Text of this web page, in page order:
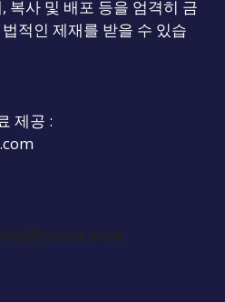
복사 및 배포 등을 엄격히 금
적인 제재를 받을 수 있습
제공 :